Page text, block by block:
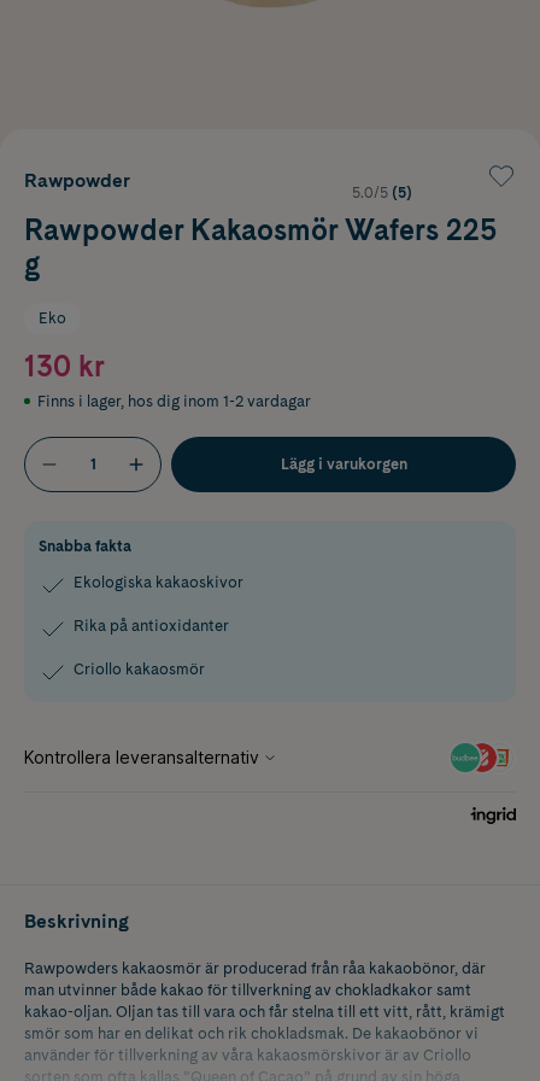
Rawpowder
5.0/5 (5)
Rawpowder Kakaosmör Wafers 225
g
Eko
130 kr
Finns i lager, hos dig inom 1-2 vardagar
Lägg i varukorgen
Snabba fakta
Ekologiska kakaoskivor
Rika på antioxidanter
Criollo kakaosmör
Beskrivning
Rawpowders kakaosmör är producerad från råa kakaobönor, där
man utvinner både kakao för tillverkning av chokladkakor samt
kakao-oljan. Oljan tas till vara och får stelna till ett vitt, rått, krämigt
smör som har en delikat och rik chokladsmak. De kakaobönor vi
använder för tillverkning av våra kakaosmörskivor är av Criollo
sorten som ofta kallas ”Queen of Cacao” på grund av sin höga